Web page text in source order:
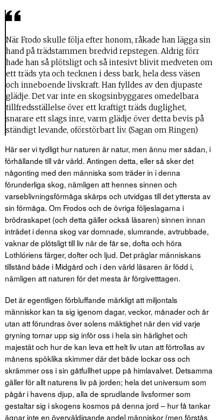
När Frodo skulle följa efter honom, råkade han lägga sin
hand på trädstammen bredvid repstegen. Aldrig förr
hade han så plötsligt och så intesivt blivit medveten om
ett träds yta och tecknen i dess bark, hela dess väsen
och inneboende livskraft. Han fylldes av den djupaste
glädje. Det var inte en skogsinbyggares omedelbara
tillfredsställelse över ett kraftigt träds duglighet,
snarare ett slags inre, varm glädje över detta bevis på
ständigt levande, oförstörbart liv. (Sagan om Ringen)
Här ser vi tydligt hur naturen är natur, men ännu mer sådan, i
förhållande till vår värld. Antingen detta, eller så sker det
någonting med den människa som träder in i denna
förunderliga skog, nämligen att hennes sinnen och
varseblivningsförmåga skärps och utvidgas till det yttersta av
sin förmåga. Om Frodos och de övriga följeslagarna i
brödraskapet (och detta gäller också läsaren) sinnen innan
inträdet i denna skog var domnade, slumrande, avtrubbade,
vaknar de plötsligt till liv när de får se, dofta och höra
Lothlóriens färger, dofter och ljud. Det präglar människans
tillstånd både i Midgård och i den värld läsaren är född i,
nämligen att naturen för det mesta är förgivetttagen.
Det är egentligen förbluffande märkligt att miljontals
människor kan ta sig igenom dagar, veckor, månader och år
utan att förundras över solens mäktighet när den vid varje
gryning tornar upp sig inför oss i hela sin härlighet och
majestät och hur de kan leva ett helt liv utan att förtrollas av
månens spöklika skimmer där det både lockar oss och
skrämmer oss i sin gåtfullhet uppe på himlavalvet. Detsamma
gäller för allt naturens liv på jorden; hela det universum som
pågår i havens djup, alla de sprudlande livsformer som
gestaltar sig i skogens kosmos på denna jord – hur få tankar
ägnar inte en överväldigande andel människor (men förstås